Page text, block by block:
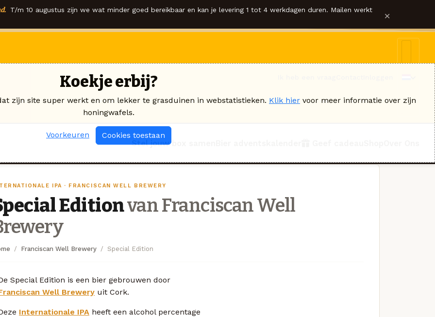
T/m 10 augustus zijn we wat minder goed bereikbaar en kan je levering 1 tot 4 werkdagen duren. Mailen werkt ×
Stel jouw box samen
IPA · FRANCISCAN WELL BREWERY
Editionvan Franciscan Well
Franciscan Well Brewery Special Edition
Special Edition is een bier gebrouwen door
Well Brewery uit Cork.
Internationale IPA heeft een alcohol percentage
Koekje erbij?
zijn site super werkt en om lekker te grasduinen in webstatistieken. Klik hier voor meer informatie over zijn
honingwafels.
Voorkeuren Cookies toestaan